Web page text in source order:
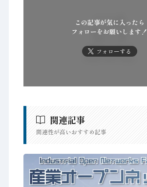
この記事が気に入ったら
フォローをお願いします！
フォローする
関連記事
関連性が高いおすすめ記事